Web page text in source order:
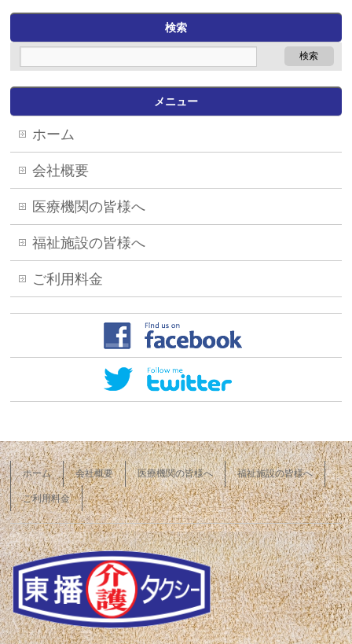
検索
メニュー
ホーム
会社概要
医療機関の皆様へ
福祉施設の皆様へ
ご利用料金
ホーム 会社概要 医療機関の皆様へ 福祉施設の皆様へ
ご利用料金